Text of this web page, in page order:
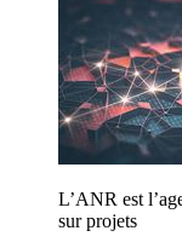
L’ANR est
sur projets